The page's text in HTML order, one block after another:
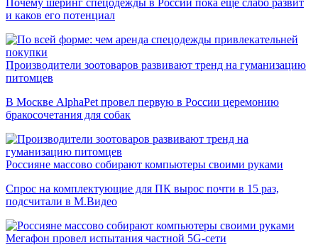
Почему шеринг спецодежды в России пока еще слабо развит
и каков его потенциал
Производители зоотоваров развивают тренд на гуманизацию
питомцев
В Москве AlphaPet провел первую в России церемонию
бракосочетания для собак
Россияне массово собирают компьютеры своими руками
Спрос на комплектующие для ПК вырос почти в 15 раз,
подсчитали в М.Видео
Мегафон провел испытания частной 5G-сети